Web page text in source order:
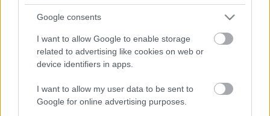
Google consents
I want to allow Google to enable storage
related to advertising like cookies on web or
device identifiers in apps.
I want to allow my user data to be sent to
Google for online advertising purposes.
A budapesti Függőágybolt –
Magyarország egyetlen üzlete, ahol a
Nyomozzunk együtt!